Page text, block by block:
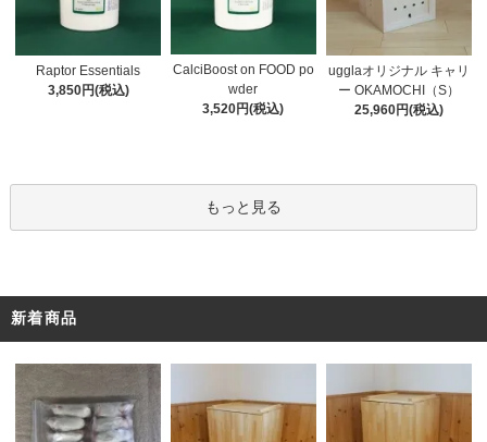
Raptor Essentials
3,850円(税込)
CalciBoost on FOOD po
wder
3,520円(税込)
ugglaオリジナル キャリ
ー OKAMOCHI（S）
25,960円(税込)
もっと見る
新着商品